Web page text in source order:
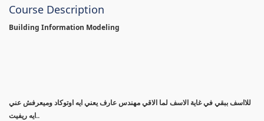
Course Description
Building Information Modeling
للااسف ببقي في غاية الاسف لما الاقي مهندس عارف يعني ايه اوتوكاد وميعرفش عني
ايه ريفيت..